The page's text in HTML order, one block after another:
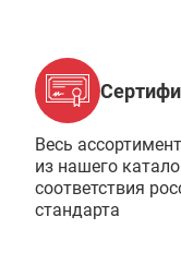
Весь
из нашего
соответствия
стандарта